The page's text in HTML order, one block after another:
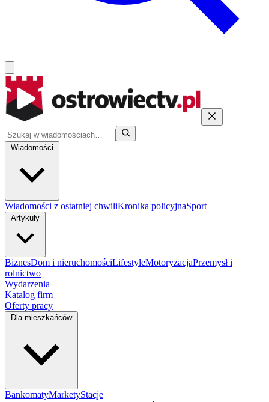
Wiadomości
Wiadomości z ostatniej chwiliKronika policyjnaSport
Artykuły
BiznesDom i nieruchomościLifestyleMotoryzacjaPrzemysł i
rolnictwo
Wydarzenia
Katalog firm
Oferty pracy
Dla mieszkańców
BankomatyMarketyStacje